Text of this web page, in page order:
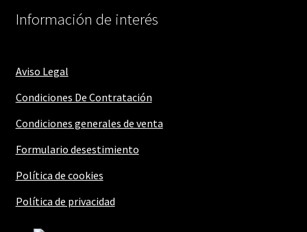
Información de interés
Aviso Legal
Condiciones De Contratación
Condiciones generales de venta
Formulario desestimiento
Política de cookies
Política de privacidad